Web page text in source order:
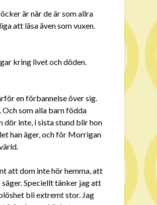
är när de är som allra
att läsa även som vuxen.
kring livet och döden.
en förbannelse över sig.
som alla barn födda
dör inte, i sista stund blir hon
han äger, och för Morrigan
att dom inte hör hemma, att
Speciellt tänker jag att
bli extremt stor. Jag